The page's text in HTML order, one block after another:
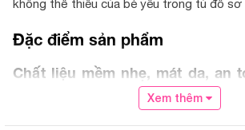
không thể thiếu của bé yêu trong tủ đồ sơ
Đặc điểm sản phẩm
Chất liệu mềm nhẹ, mát da, an
Xem thêm